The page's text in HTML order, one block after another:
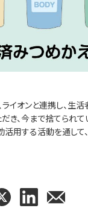
イオンと連携し、生活
だき、今まで捨てられ
活用する活動を通し